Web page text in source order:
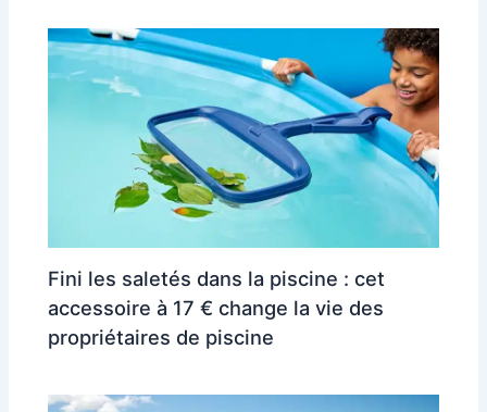
Fini les saletés dans la piscine : cet
accessoire à 17 € change la vie des
propriétaires de piscine